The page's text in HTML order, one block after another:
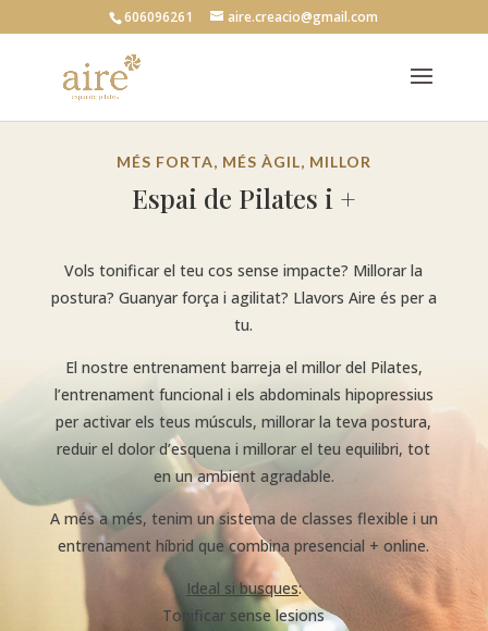
606096261 aire.creacio@gmail.com
MÉS FORTA, MÉS ÀGIL, MILLOR
Espai de Pilates i +
Vols tonificar el teu cos sense impacte? Millorar la
postura? Guanyar força i agilitat? Llavors Aire és per a
tu.
El nostre entrenament barreja el millor del Pilates,
l’entrenament funcional i els abdominals hipopressius
per activar els teus músculs, millorar la teva postura,
reduir el dolor d’esquena i millorar el teu equilibri, tot
en un ambient agradable.
A més a més, tenim un sistema de classes flexible i un
entrenament híbrid que combina presencial + online.
Ideal si busques:
Tonificar senselesions